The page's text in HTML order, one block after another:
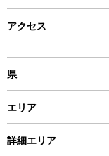
アクセス
県
エリア
詳細エリア